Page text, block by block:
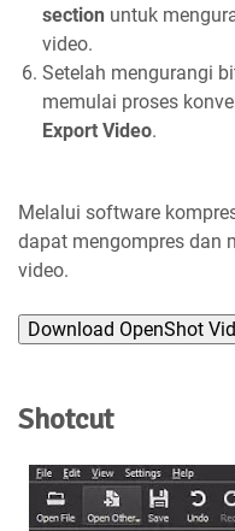
section untuk
video.
Setelah mengurangi
memulai proses
Export Video.
Melalui software
dapat mengompres dan
video.
Download OpenShot
Shotcut